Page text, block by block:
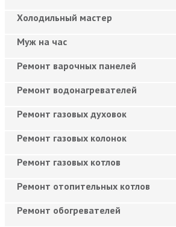
Холодильный мастер
Муж на час
Ремонт варочных панелей
Ремонт водонагревателей
Ремонт газовых духовок
Ремонт газовых колонок
Ремонт газовых котлов
Ремонт отопительных котлов
Ремонт обогревателей